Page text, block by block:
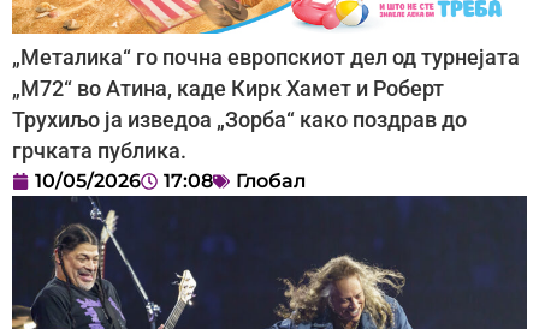
„Металика“ го почна европскиот дел од турнејата
„М72“ во Атина, каде Кирк Хамет и Роберт
Трухиљо ја изведоа „Зорба“ како поздрав до
грчката публика.
10/05/2026 17:08 Глобал